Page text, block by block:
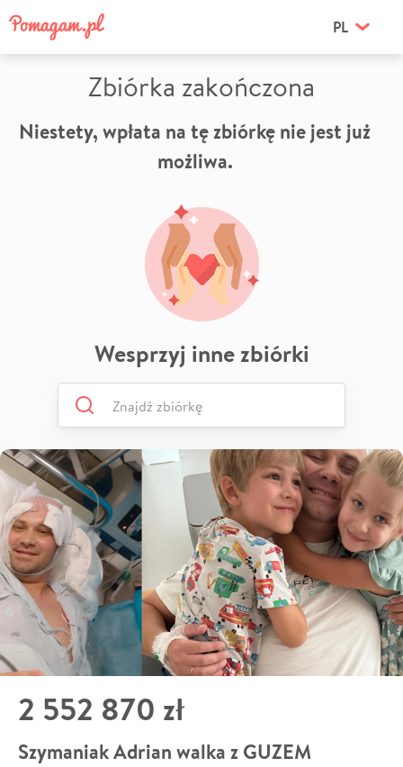
PL
Zbiórka zakończona
Niestety, wpłata na tę zbiórkę nie jest już
możliwa.
Wesprzyj inne zbiórki
2 552 870 zł
Szymaniak Adrian walka z GUZEM